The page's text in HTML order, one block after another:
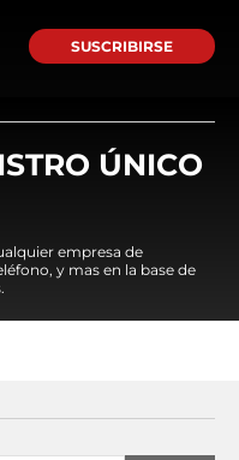
SUSCRIBIRSE
ÚNICO
empresa de
y mas en la base de